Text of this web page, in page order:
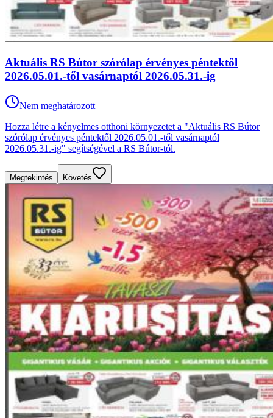
Aktuális RS Bútor szórólap érvényes péntektől
2026.05.01.-től vasárnaptól 2026.05.31.-ig
Nem meghatározott
Hozza létre a kényelmes otthoni környezetet a "Aktuális RS Bútor
szórólap érvényes péntektől 2026.05.01.-től vasárnaptól
2026.05.31.-ig" segítségével a RS Bútor-tól.
Megtekintés Követés